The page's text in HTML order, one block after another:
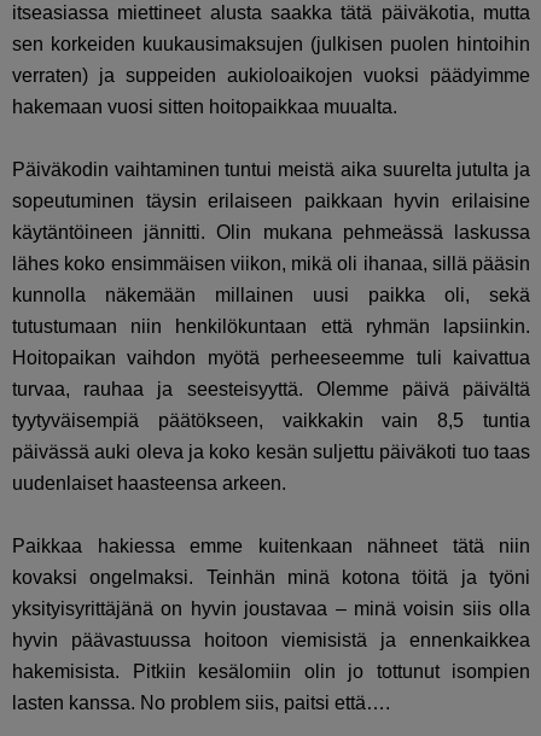
itseasiassa miettineet alusta saakka tätä päiväkotia, mutta
sen korkeiden kuukausimaksujen (julkisen puolen hintoihin
verraten) ja suppeiden aukioloaikojen vuoksi päädyimme
hakemaan vuosi sitten hoitopaikkaa muualta.
Päiväkodin vaihtaminen tuntui meistä aika suurelta jutulta ja
sopeutuminen täysin erilaiseen paikkaan hyvin erilaisine
käytäntöineen jännitti. Olin mukana pehmeässä laskussa
lähes koko ensimmäisen viikon, mikä oli ihanaa, sillä pääsin
kunnolla näkemään millainen uusi paikka oli, sekä
tutustumaan niin henkilökuntaan että ryhmän lapsiinkin.
Hoitopaikan vaihdon myötä perheeseemme tuli kaivattua
turvaa, rauhaa ja seesteisyyttä. Olemme päivä päivältä
tyytyväisempiä päätökseen, vaikkakin vain 8,5 tuntia
päivässä auki oleva ja koko kesän suljettu päiväkoti tuo taas
uudenlaiset haasteensa arkeen.
Paikkaa hakiessa emme kuitenkaan nähneet tätä niin
kovaksi ongelmaksi. Teinhän minä kotona töitä ja työni
yksityisyrittäjänä on hyvin joustavaa – minä voisin siis olla
hyvin päävastuussa hoitoon viemisistä ja ennenkaikkea
hakemisista. Pitkiin kesälomiin olin jo tottunut isompien
lasten kanssa. No problem siis, paitsi että….